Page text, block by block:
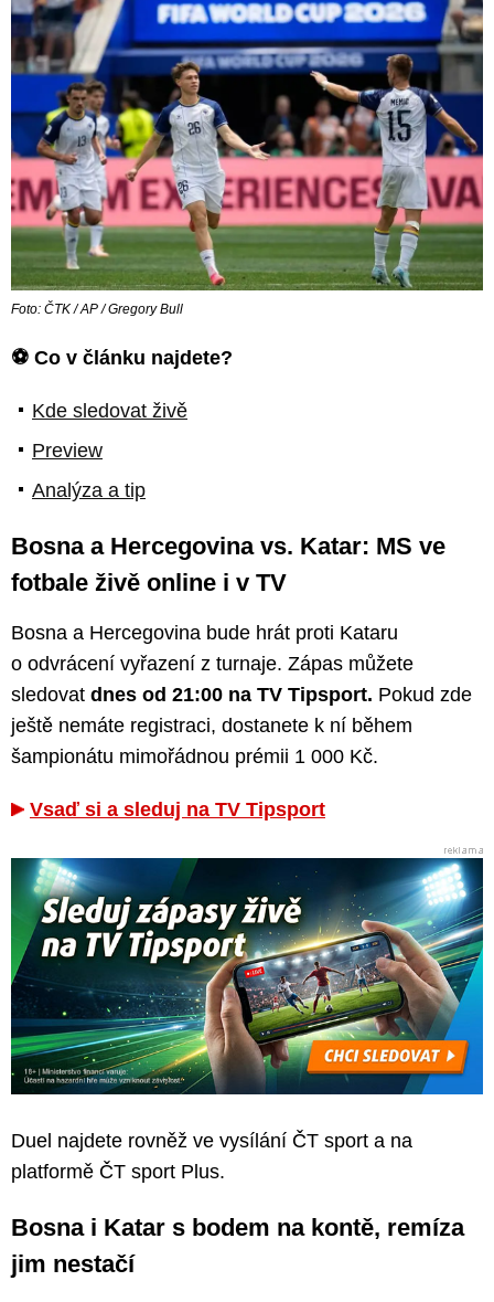
Foto: ČTK / AP / Gregory Bull
⚽ Co v článku najdete?
Kde sledovat živě
Preview
Analýza a tip
Bosna a Hercegovina vs. Katar: MS ve
fotbale živě online i v TV
Bosna a Hercegovina bude hrát proti Kataru
o odvrácení vyřazení z turnaje. Zápas můžete
sledovat dnes od 21:00 na TV Tipsport. Pokud zde
ještě nemáte registraci, dostanete k ní během
šampionátu mimořádnou prémii 1 000 Kč.
Vsaď si a sleduj na TV Tipsport
Duel najdete rovněž ve vysílání ČT sport a na
platformě ČT sport Plus.
Bosna i Katar s bodem na kontě, remíza
jim nestačí